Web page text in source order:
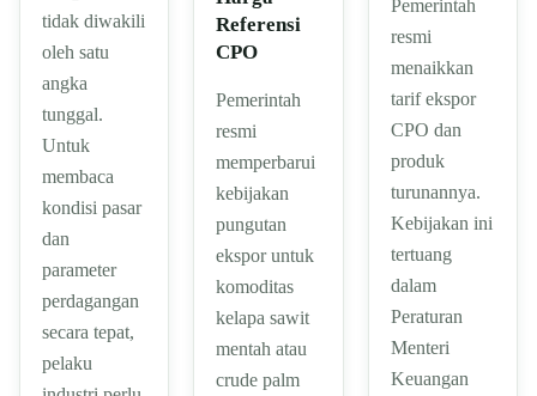
tidak diwakili
oleh satu
angka
tunggal.
Untuk
membaca
kondisi pasar
dan
parameter
perdagangan
secara tepat,
pelaku
Referensi
CPO
Pemerintah
resmi
memperbarui
kebijakan
pungutan
ekspor untuk
komoditas
kelapa sawit
mentah atau
crude palm
Pemerintah
resmi
menaikkan
tarif ekspor
CPO dan
produk
turunannya.
Kebijakan ini
tertuang
dalam
Peraturan
Menteri
Keuangan